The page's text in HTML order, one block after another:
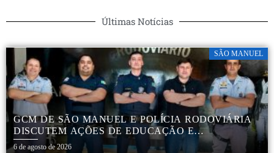
Últimas Notícias
SÃO MANUEL
GCM DE SÃO MANUEL E POLÍCIA RODOVIÁRIA
DISCUTEM AÇÕES DE EDUCAÇÃO E
SEGURANÇA NO TRÂNSITO
6 de agosto de 2026